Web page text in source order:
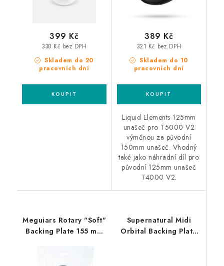
Skladem do 20
pracovních dní
330 Kč bez DPH
399 Kč
Skladem do 10
pracovních dní
321 Kč bez DPH
389 Kč
Liquid Elements 125mm
unašeč pro T5000 V2
výměnou za původní
150mm unašeč. Vhodný
také jako náhradní díl pro
původní 125mm unašeč
T4000 V2.
Meguiars Rotary "Soft"
Backing Plate 155 mm
Supernatural Midi
Orbital Backing Plate